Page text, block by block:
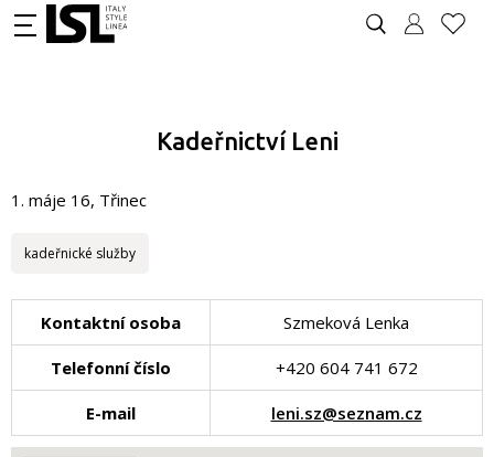
Kadeřnictví Leni
1. máje 16, Třinec
kadeřnické služby
Kontaktní osoba Szmeková Lenka
Telefonní číslo +420 604 741 672
E-mail leni.sz@seznam.cz